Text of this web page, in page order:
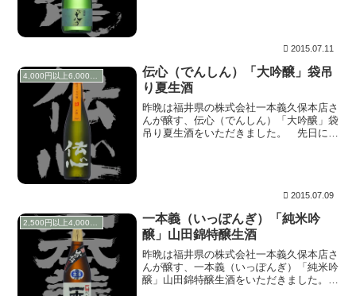
2015.07.11
伝心（でんしん）「大吟醸」袋吊
り夏生酒
昨晩は福井県の株式会社一本義久保本店さ
んが醸す、伝心（でんしん）「大吟醸」袋
吊り夏生酒をいただきました。 先日に引
2015.07.09
一本義（いっぽんぎ）「純米吟
醸」山田錦特醸生酒
昨晩は福井県の株式会社一本義久保本店さ
んが醸す、一本義（いっぽんぎ）「純米吟
醸」山田錦特醸生酒をいただきました。